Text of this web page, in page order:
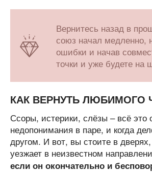
Вернитесь назад в
союз начал медленно,
ошибки и начав
точки и уже будете на
КАК ВЕРНУТЬ ЛЮБИМОГО
Ссоры, истерики, слёзы – всё это
недопонимания в паре, и когда
другом. И вот, вы стоите в
уезжает в неизвестном
если он окончательно и